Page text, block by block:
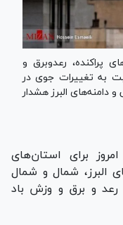
پراکنده، رعدوبرق و
به تغییرات جوی در
البرز هشدار
برای استان‌های
البرز، شمال و شمال
رعد و برق و وزش باد